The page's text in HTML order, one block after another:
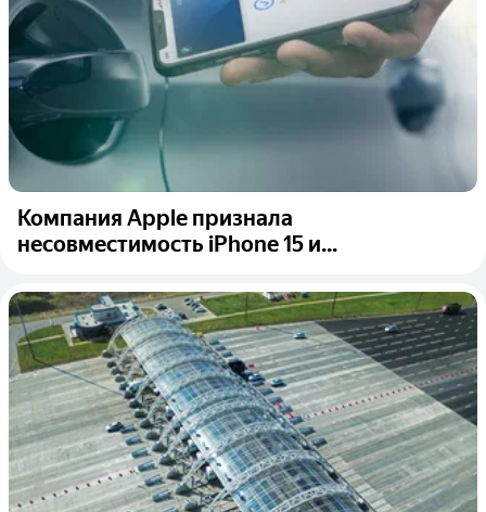
Компания Apple признала
несовместимость iPhone 15 и...